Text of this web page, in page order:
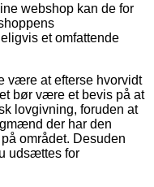
webshop kan de for
et omfattende
være at efterse hvorvidt
bør være et bevis på at
lovgivning, foruden at
der har den
området. Desuden
udsættes for